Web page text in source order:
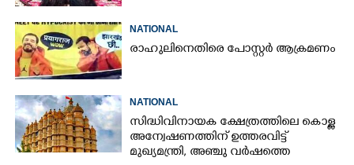
NATIONAL
രാഹുലിനെതിരെ പോസ്റ്റർ ആക്രമണം
NATIONAL
സിദ്ധിവിനായക ക്ഷേത്രത്തിലെ കൊള്ള
അന്വേഷണത്തിന് ഉത്തരവിട്ട്
മുഖ്യമന്ത്രി, അഞ്ചു വർഷത്തെ